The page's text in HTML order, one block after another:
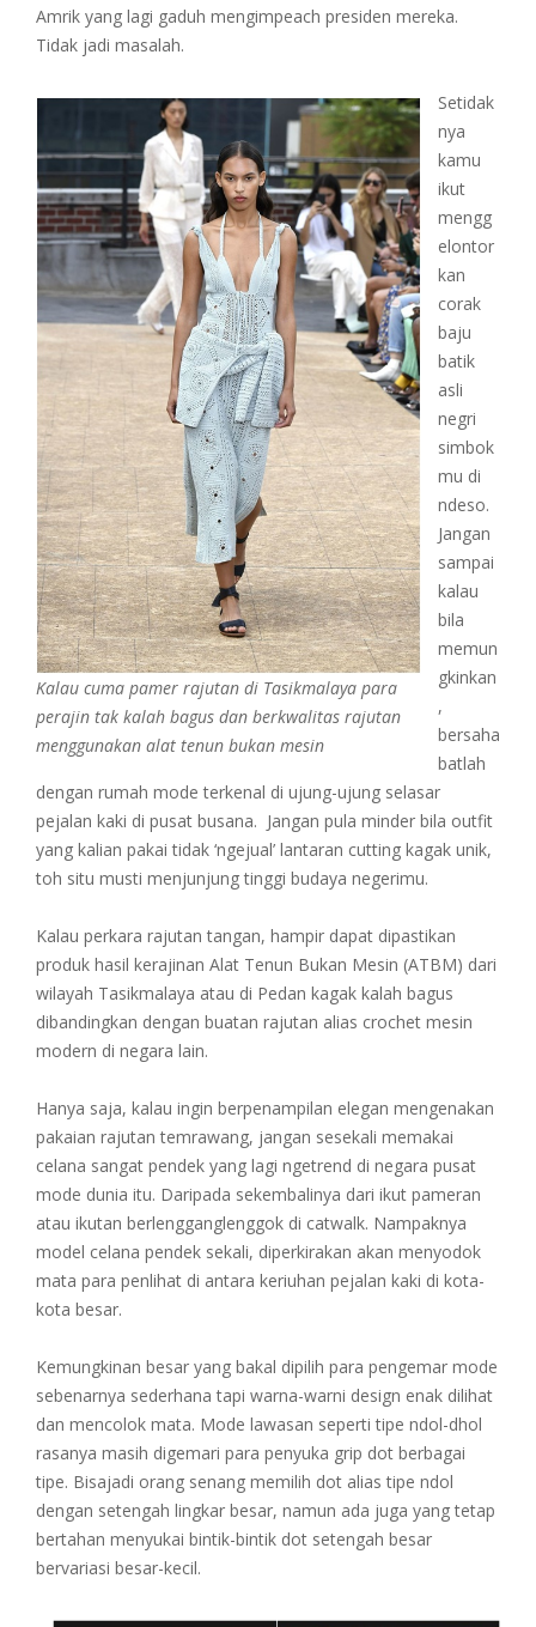
Amrik yang lagi gaduh mengimpeach presiden mereka.
Tidak jadi masalah.
Kalau cuma pamer rajutan di Tasikmalaya para
perajin tak kalah bagus dan berkwalitas rajutan
menggunakan alat tenun bukan mesin
Setidak
nya
kamu
ikut
mengg
elontor
kan
corak
baju
batik
asli
negri
simbok
mu di
ndeso.
Jangan
sampai
kalau
bila
memun
gkinkan
,
bersaha
batlah
dengan rumah mode terkenal di ujung-ujung selasar
pejalan kaki di pusat busana. Jangan pula minder bila outfit
yang kalian pakai tidak ‘ngejual’ lantaran cutting kagak unik,
toh situ musti menjunjung tinggi budaya negerimu.
Kalau perkara rajutan tangan, hampir dapat dipastikan
produk hasil kerajinan Alat Tenun Bukan Mesin (ATBM) dari
wilayah Tasikmalaya atau di Pedan kagak kalah bagus
dibandingkan dengan buatan rajutan alias crochet mesin
modern di negara lain.
Hanya saja, kalau ingin berpenampilan elegan mengenakan
pakaian rajutan temrawang, jangan sesekali memakai
celana sangat pendek yang lagi ngetrend di negara pusat
mode dunia itu. Daripada sekembalinya dari ikut pameran
atau ikutan berlengganglenggok di catwalk. Nampaknya
model celana pendek sekali, diperkirakan akan menyodok
mata para penlihat di antara keriuhan pejalan kaki di kota-
kota besar.
Kemungkinan besar yang bakal dipilih para pengemar mode
sebenarnya sederhana tapi warna-warni design enak dilihat
dan mencolok mata. Mode lawasan seperti tipe ndol-dhol
rasanya masih digemari para penyuka grip dot berbagai
tipe. Bisajadi orang senang memilih dot alias tipe ndol
dengan setengah lingkar besar, namun ada juga yang tetap
bertahan menyukai bintik-bintik dot setengah besar
bervariasi besar-kecil.